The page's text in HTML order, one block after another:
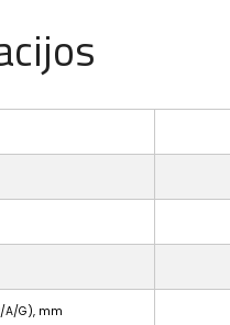
A/G), mm